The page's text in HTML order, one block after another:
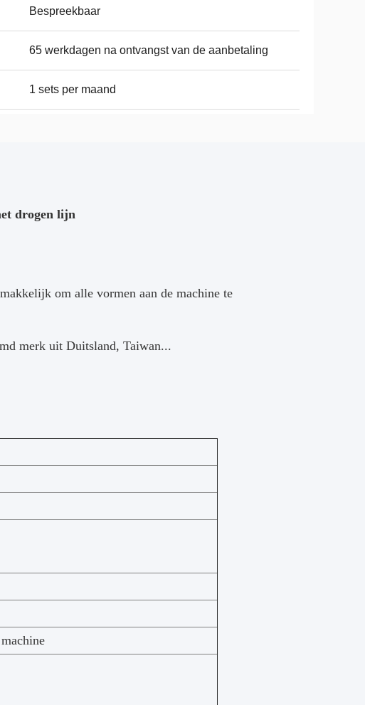
Bespreekbaar
65 werkdagen na ontvangst van de aanbetaling
1 sets per maand
drogen lijn
om alle vormen aan de machine te
merk uit Duitsland, Taiwan...